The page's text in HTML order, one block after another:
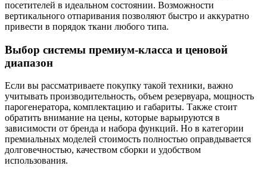
посетителей в идеальном состоянии. Возможности
вертикального отпаривания позволяют быстро и аккуратно
привести в порядок ткани любого типа.
Выбор системы премиум-класса и ценовой
диапазон
Если вы рассматриваете покупку такой техники, важно
учитывать производительность, объем резервуара, мощность
парогенератора, комплектацию и габариты. Также стоит
обратить внимание на цены, которые варьируются в
зависимости от бренда и набора функций. Но в категории
премиальных моделей стоимость полностью оправдывается
долговечностью, качеством сборки и удобством
использования.